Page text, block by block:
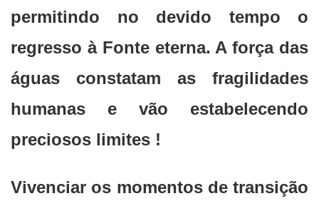
permitindo no devido tempo o
regresso à Fonte eterna. A força das
águas constatam as fragilidades
humanas e vão estabelecendo
preciosos limites !
Vivenciar os momentos de transição